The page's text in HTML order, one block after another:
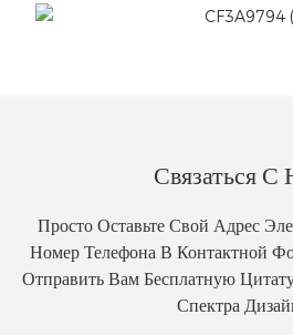
Связаться С
Просто Оставьте Свой Адрес
Номер Телефона В Контактной
Отправить Вам Бесплатную
Спектра